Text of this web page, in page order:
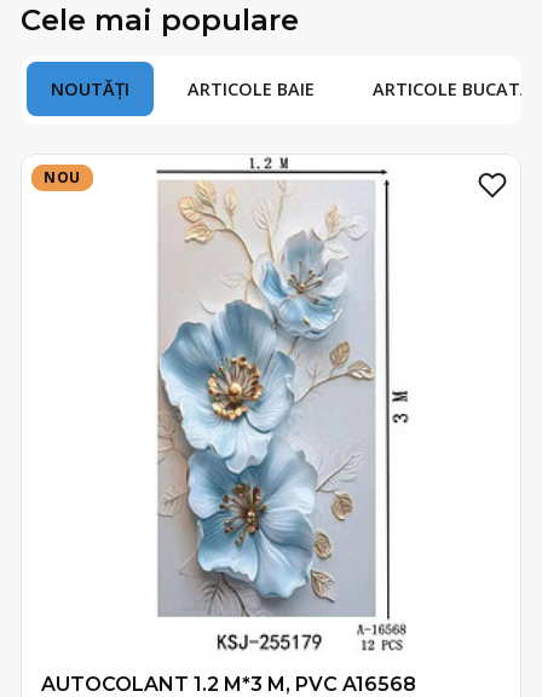
Cele mai populare
NOUTĂȚI ARTICOLE BAIE ARTICOLE
NOU
NOU
AUTOCOLANT 1.2 M*3 M, PVC A16568